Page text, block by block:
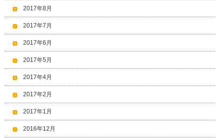
2017年8月
2017年7月
2017年6月
2017年5月
2017年4月
2017年2月
2017年1月
2016年12月